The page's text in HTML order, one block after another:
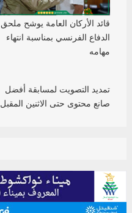
قائد الأركان العامة يوشح ملحق
الدفاع الفرنسي بمناسبة انتهاء
مهامه
تمديد التصويت لمسابقة أفضل
صانع محتوى حتى الاثنين المقبل